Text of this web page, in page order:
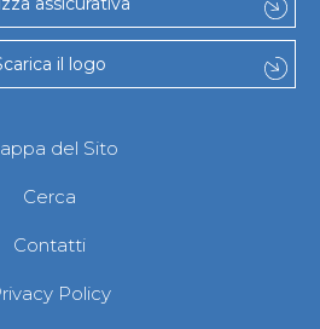
il logo
del Sito
Cerca
Contatti
Policy